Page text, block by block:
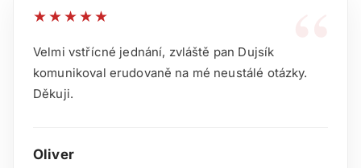
★★★★★
Velmi vstřícné jednání, zvláště pan Dujsík
komunikoval erudovaně na mé neustálé otázky.
Děkuji.
Oliver